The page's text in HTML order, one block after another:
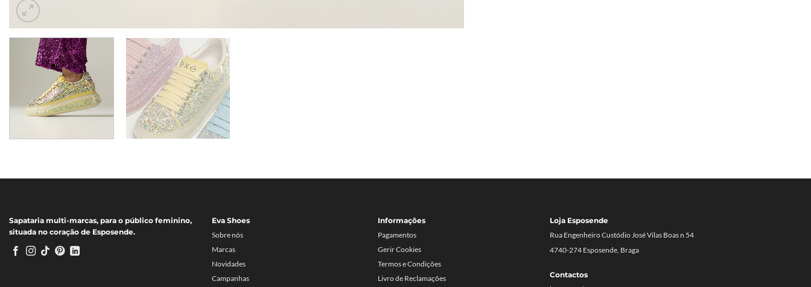
Sapataria multi-marcas, para o público feminino,
situada no coração de Esposende.
Eva Shoes
Sobre nós
Marcas
Novidades
Campanhas
Informações
Pagamentos
Gerir Cookies
Termos e Condições
Livro de Reclamações
Loja Esposende
Rua Engenheiro Custódio José Vilas Boas n 54
4740-274 Esposende, Braga
Contactos